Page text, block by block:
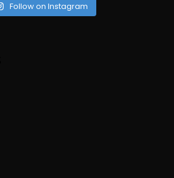
Follow on Instagram